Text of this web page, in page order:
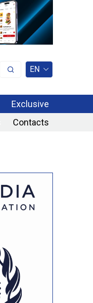
EN
Exclusive
Contacts